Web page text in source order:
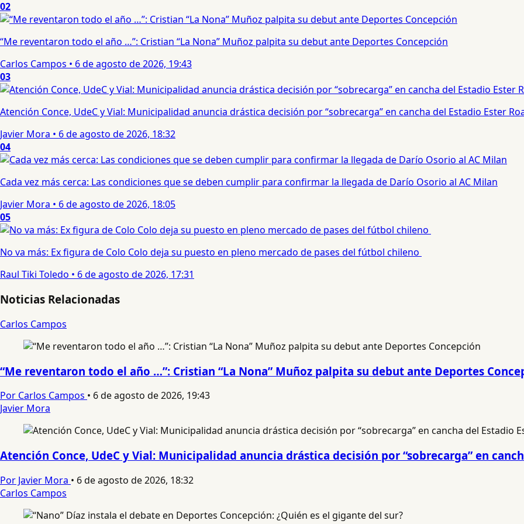
02
“Me reventaron todo el año …”: Cristian “La Nona” Muñoz palpita su debut ante Deportes Concepción
Carlos Campos • 6 de agosto de 2026, 19:43
03
Atención Conce, UdeC y Vial: Municipalidad anuncia drástica decisión por “sobrecarga” en cancha del Estadio Ester
Javier Mora • 6 de agosto de 2026, 18:32
04
Cada vez más cerca: Las condiciones que se deben cumplir para confirmar la llegada de Darío Osorio al AC Milan
Javier Mora • 6 de agosto de 2026, 18:05
05
No va más: Ex figura de Colo Colo deja su puesto en pleno mercado de pases del fútbol chileno
Raul Tiki Toledo • 6 de agosto de 2026, 17:31
Noticias Relacionadas
Carlos Campos
“Me reventaron todo el año …”: Cristian “La Nona” Muñoz palpita su debut ante Deportes
Por Carlos Campos • 6 de agosto de 2026, 19:43
Javier Mora
Atención Conce, UdeC y Vial: Municipalidad anuncia drástica decisión por “sobrecarga” en
Por Javier Mora • 6 de agosto de 2026, 18:32
Carlos Campos